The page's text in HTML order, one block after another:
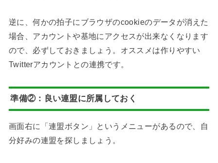
逆に、何かの拍子にブラウザのcookieのデータが消えた
場合、アカウントや基地にアクセスが出来なくなります
ので、必ずしておきましょう。オススメは作りやすい
Twitterアカウントとの連携です。
準備②：良い連盟に所属しておく
画面右に「連盟ボタン」というメニューがあるので、自
分好みの連盟を探しましょう。